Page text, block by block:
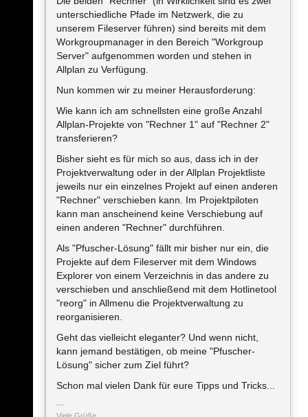
unterschiedliche Pfade im Netzwerk, die zu
unserem Fileserver führen) sind bereits mit dem
Workgroupmanager in den Bereich "Workgroup
Server" aufgenommen worden und stehen in
Allplan zu Verfügung.
Nun kommen wir zu meiner Herausforderung:
Wie kann ich am schnellsten eine große Anzahl
Allplan-Projekte von "Rechner 1" auf "Rechner 2"
transferieren?
Bisher sieht es für mich so aus, dass ich in der
Projektverwaltung oder in der Allplan Projektliste
jeweils nur ein einzelnes Projekt auf einen anderen
"Rechner" verschieben kann. Im Projektpiloten
kann man anscheinend keine Verschiebung auf
einen anderen "Rechner" durchführen.
Als "Pfuscher-Lösung" fällt mir bisher nur ein, die
Projekte auf dem Fileserver mit dem Windows
Explorer von einem Verzeichnis in das andere zu
verschieben und anschließend mit dem Hotlinetool
"reorg" in Allmenu die Projektverwaltung zu
reorganisieren.
Geht das vielleicht eleganter? Und wenn nicht,
kann jemand bestätigen, ob meine "Pfuscher-
Lösung" sicher zum Ziel führt?
Schon mal vielen Dank für eure Tipps und Tricks...